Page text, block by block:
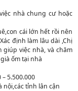
nhà chung cư hoặc
cái lớn hết rồi nên
định làm lâu dài ,Chị
giúp việc nhà, và chăm
ốm tại nhà
5.500.000
nội,các tỉnh lân cận